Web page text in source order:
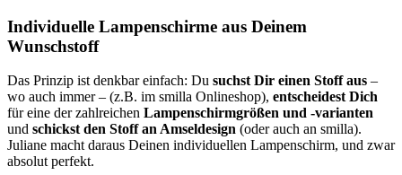
Individuelle Lampenschirme aus Deinem
Wunschstoff
Das Prinzip ist denkbar einfach: Du suchst Dir einen Stoff aus –
wo auch immer – (z.B. im smilla Onlineshop), entscheidest Dich
für eine der zahlreichen Lampenschirmgrößen und -varianten
und schickst den Stoff an Amseldesign (oder auch an smilla).
Juliane macht daraus Deinen individuellen Lampenschirm, und zwar
absolut perfekt.